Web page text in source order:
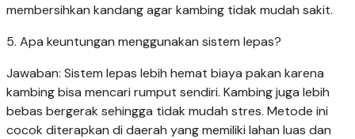
membersihkan kandang agar kambing tidak mudah sakit.
5. Apa keuntungan menggunakan sistem lepas?
Jawaban: Sistem lepas lebih hemat biaya pakan karena
kambing bisa mencari rumput sendiri. Kambing juga lebih
bebas bergerak sehingga tidak mudah stres. Metode ini
cocok diterapkan di daerah yang memiliki lahan luas dan